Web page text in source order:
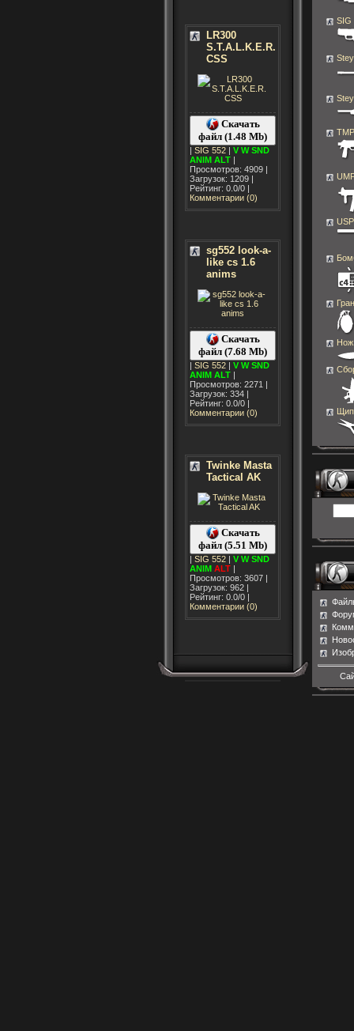
LR300
S.T.A.L.K.E.R.
CSS
Скачать
файл (1.48 Mb)
| SIG 552 | V W SND
ANIM ALT |
Просмотров: 4909 |
Загрузок: 1209 |
Рейтинг: 0.0/0 |
Комментарии (0)
sg552 look-a-
like cs 1.6
anims
Скачать
файл (7.68 Mb)
| SIG 552 | V W SND
ANIM ALT |
Просмотров: 2271 |
Загрузок: 334 |
Рейтинг: 0.0/0 |
Комментарии (0)
Twinke Masta
Tactical AK
Скачать
файл (5.51 Mb)
| SIG 552 | V W SND
ANIM ALT |
Просмотров: 3607 |
Загрузок: 962 |
Рейтинг: 0.0/0 |
Комментарии (0)
SIG
TMP
USP
Нож